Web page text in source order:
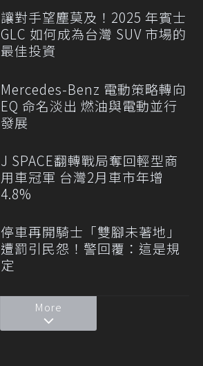
讓對手望塵莫及！2025 年賓士
GLC 如何成為台灣 SUV 市場的
最佳投資
Mercedes-Benz 電動策略轉向
EQ 命名淡出 燃油與電動並行
發展
J SPACE翻轉戰局奪回輕型商
用車冠軍 台灣2月車市年增
4.8%
停車再開騎士「雙腳未著地」
遭罰引民怨！警回覆：這是規
定
More